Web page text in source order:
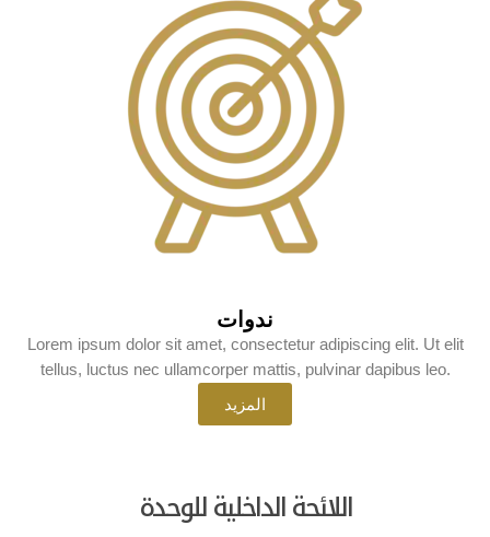
ندوات
Lorem ipsum dolor sit amet, consectetur adipiscing elit. Ut elit
tellus, luctus nec ullamcorper mattis, pulvinar dapibus leo.
المزيد
اللائحة الداخلية للوحدة